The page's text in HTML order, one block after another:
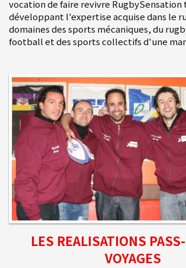
vocation de faire revivre RugbySensation
développant l'expertise acquise dans le
domaines des sports mécaniques, du
football et des sports collectifs d'une
LES REALISATIONS
VOYAGES